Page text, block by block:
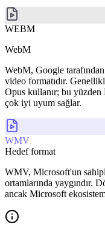
WEBM
WebM
WebM, Google
video formatıdır.
Opus kullanır; bu
çok iyi uyum sağlar.
WMV
Hedef format
WMV, Microsoft'un
ortamlarında yaygındır.
ancak Microsoft ekosistemi